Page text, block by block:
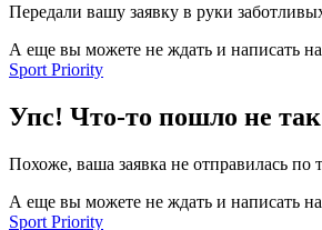
Передали вашу заявку в руки
А еще вы можете не ждать и написать
Sport Priority
Упс! Что-то пошло не
Похоже, ваша заявка не отправилась
А еще вы можете не ждать и написать
Sport Priority